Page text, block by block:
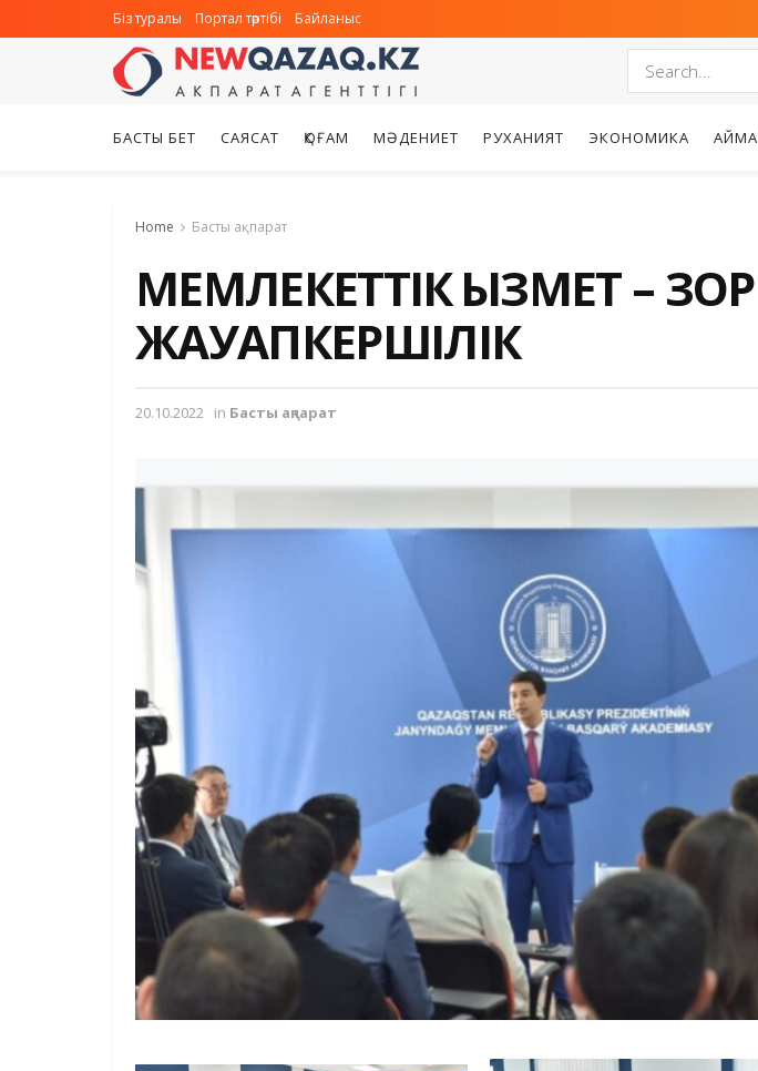
Біз туралы Портал тәртібі Байланыс
БАСТЫ БЕТ САЯСАТ ҚОҒАМ МӘДЕНИЕТ РУХАНИЯТ ЭКОНОМИКА АЙМАҚ
Home Басты ақпарат
МЕМЛЕКЕТТІК ҚЫЗМЕТ – ЗОР
ЖАУАПКЕРШІЛІК
20.10.2022 in Басты ақпарат